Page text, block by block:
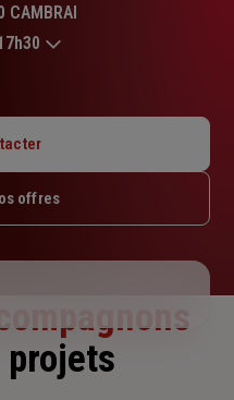
CAMBRAI
09h – 12h / 13h30 – 17h30
offres
projets